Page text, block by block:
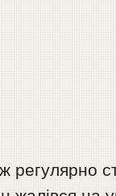
регулярно